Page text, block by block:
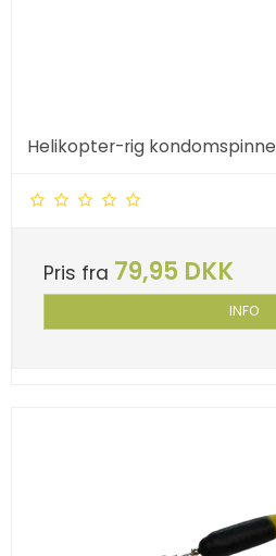
Helikopter-rig
Pris fra 79,95 DKK
INFO